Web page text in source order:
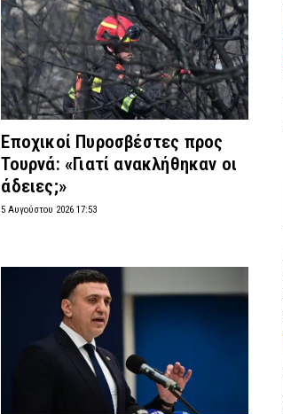
Εποχικοί Πυροσβέστες προς
Τουρνά: «Γιατί ανακλήθηκαν οι
άδειες;»
5 Αυγούστου 2026 17:53